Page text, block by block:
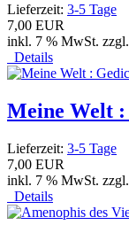
Lieferzeit: 3-5 Tage
7,00 EUR
inkl. 7 % MwSt. zzgl.
Details
Meine Welt :
Lieferzeit: 3-5 Tage
7,00 EUR
inkl. 7 % MwSt. zzgl.
Details